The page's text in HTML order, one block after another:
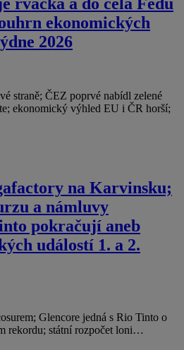
ekonomických
2026
straně; ČEZ poprvé nabídl zelené
ekonomický výhled EU i ČR horší;
na Karvinsku;
a námluvy
pokračují aneb
událostí 1. a 2.
Glencore jedná s Rio Tinto o
rekordu; státní rozpočet loni…